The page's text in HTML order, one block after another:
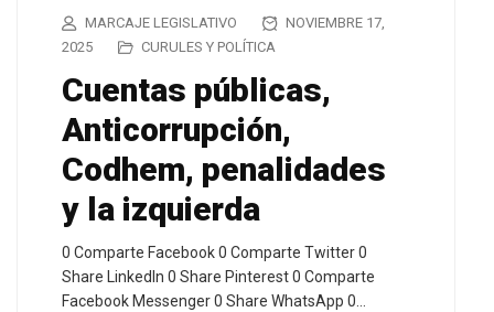
MARCAJE LEGISLATIVO
NOVIEMBRE 17,
2025
CURULES Y POLÍTICA
Cuentas públicas,
Anticorrupción,
Codhem, penalidades
y la izquierda
0 Comparte Facebook 0 Comparte Twitter 0
Share LinkedIn 0 Share Pinterest 0 Comparte
Facebook Messenger 0 Share WhatsApp 0…